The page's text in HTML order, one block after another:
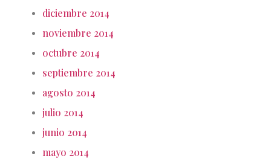
diciembre 2014
noviembre 2014
octubre 2014
septiembre 2014
agosto 2014
julio 2014
junio 2014
mayo 2014